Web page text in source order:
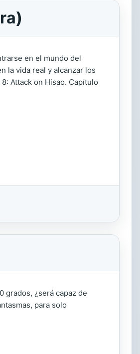
en el mundo del
la vida real y alcanzar los
Attack on Hisao. Capítulo
grados, ¿será capaz de
para solo